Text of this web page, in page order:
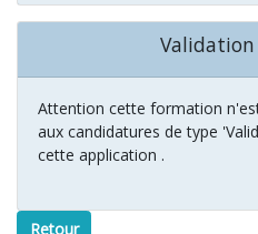
Attention cette formation
aux candidatures de type
cette application .
Retour